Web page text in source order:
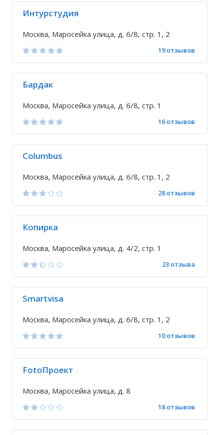
Интурстудия
Москва, Маросейка улица, д. 6/8, стр. 1, 2
19 отзывов
Бардак
Москва, Маросейка улица, д. 6/8, стр. 1
16 отзывов
Columbus
Москва, Маросейка улица, д. 6/8, стр. 1, 2
28 отзывов
Копирка
Москва, Маросейка улица, д. 4/2, стр. 1
23 отзыва
Smartvisa
Москва, Маросейка улица, д. 6/8, стр. 1, 2
10 отзывов
FotoПроект
Москва, Маросейка улица, д. 8
18 отзывов